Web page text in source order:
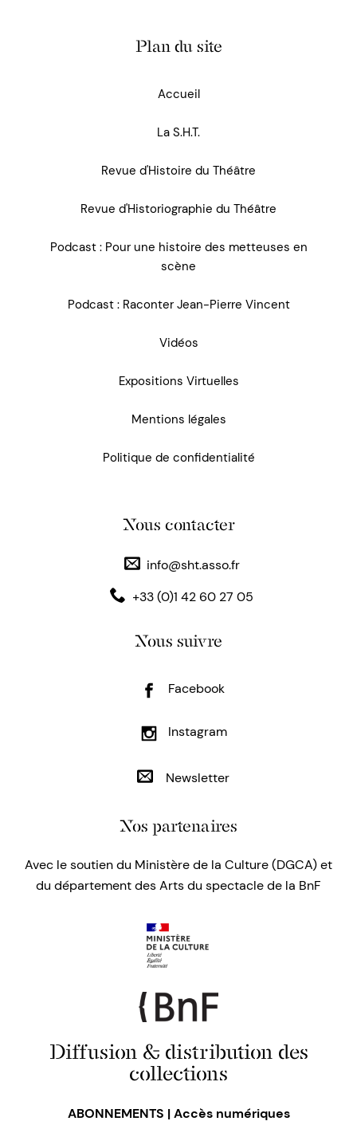
Plan du site
Accueil
La S.H.T.
Revue d'Histoire du Théâtre
Revue d'Historiographie du Théâtre
Podcast : Pour une histoire des metteuses en
scène
Podcast : Raconter Jean-Pierre Vincent
Vidéos
Expositions Virtuelles
Mentions légales
Politique de confidentialité
Nous contacter
info@sht.asso.fr
+33 (0)1 42 60 27 05
Nous suivre
Facebook
Instagram
Newsletter
Nos partenaires
Avec le soutien du Ministère de la Culture (DGCA) et
du département des Arts du spectacle de la BnF
Diffusion & distribution des
collections
ABONNEMENTS | Accès numériques